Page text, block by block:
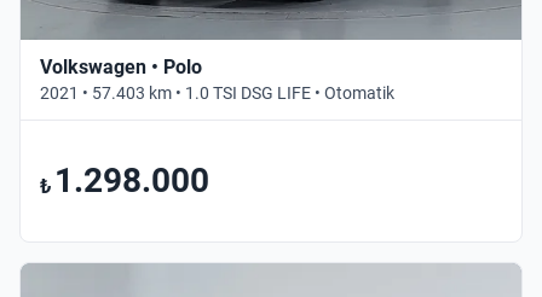
Volkswagen • Polo
2021 • 57.403 km • 1.0 TSI DSG LIFE • Otomatik
₺ 1.298.000